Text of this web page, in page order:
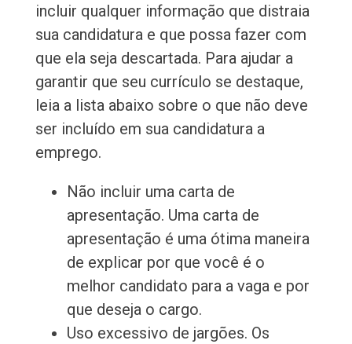
incluir qualquer informação que distraia
sua candidatura e que possa fazer com
que ela seja descartada. Para ajudar a
garantir que seu currículo se destaque,
leia a lista abaixo sobre o que não deve
ser incluído em sua candidatura a
emprego.
Não incluir uma carta de
apresentação. Uma carta de
apresentação é uma ótima maneira
de explicar por que você é o
melhor candidato para a vaga e por
que deseja o cargo.
Uso excessivo de jargões. Os